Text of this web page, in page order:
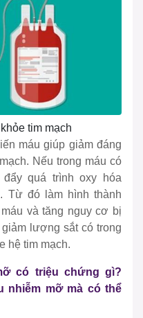
tim mạch
máu giúp giảm đáng
Nếu trong máu có
quá trình oxy hóa
Từ đó làm hình thành
và tăng nguy cơ bị
lượng sắt có trong
hệ tim mạch.
có triệu chứng gì?
nhiễm mỡ mà có thể